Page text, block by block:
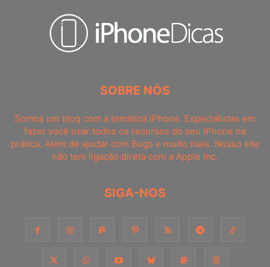
SOBRE NÓS
Somos um blog com a temática iPhone. Especialistas em
fazer você usar todos os recursos do seu iPhone na
prática. Além de ajudar com Bugs e muito mais. Nosso site
não tem ligação direta com a Apple Inc.
SIGA-NOS